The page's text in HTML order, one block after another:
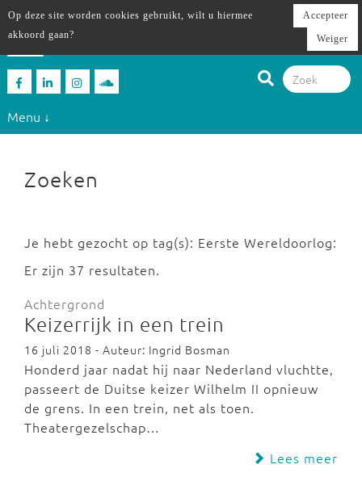
Menu ↓
Zoeken
Je hebt gezocht op tag(s): Eerste Wereldoorlog:
Er zijn 37 resultaten.
Achtergrond
Keizerrijk in een trein
16 juli 2018 - Auteur: Ingrid Bosman
Honderd jaar nadat hij naar Nederland vluchtte,
passeert de Duitse keizer Wilhelm II opnieuw
de grens. In een trein, net als toen.
Theatergezelschap…
Lees meer
Op deze site worden cookies gebruikt, wilt u hiermee
akkoord gaan?
Accepteer
Weiger